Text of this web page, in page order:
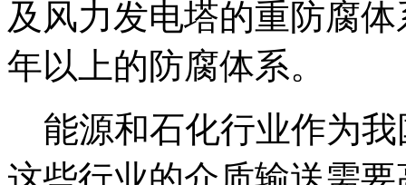
及风力发电塔的重防腐
年以上的防腐体系。
能源和石化行业作为我